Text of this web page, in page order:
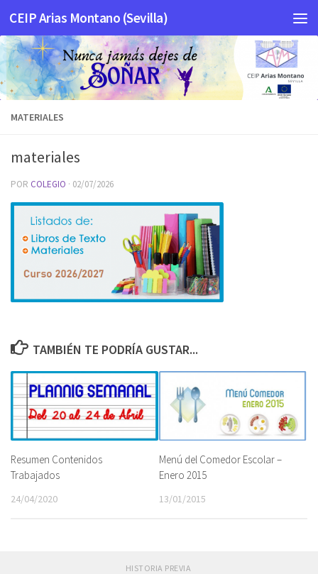
Saltar al contenido
CEIP Arias Montano (Sevilla)
MATERIALES
materiales
POR COLEGIO · 02/07/2026
TAMBIÉN TE PODRÍA GUSTAR...
Resumen Contenidos
Trabajados
24/04/2020
Menú del Comedor Escolar –
Enero 2015
13/01/2015
HISTORIA PREVIA